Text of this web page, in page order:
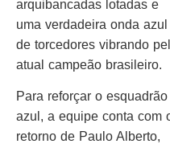
arquibancadas lotadas e
uma verdadeira onda azul
de torcedores vibrando
atual campeão brasileiro.
Para reforçar o esquadrão
azul, a equipe conta com
retorno de Paulo Alberto,